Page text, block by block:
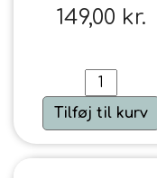
149,00 kr.
Tilføj til kurv